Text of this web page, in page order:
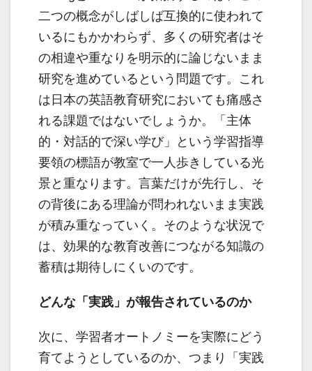
二つの概念がしばしば互換的に使われて
いるにもかかわらず、多くの研究者はそ
の相違や重なりを明示的に論じないまま
研究を進めているという問題です。これ
は日本の英語教育研究においても痛感さ
れる課題ではないでしょうか。「主体
的・対話的で深い学び」という学習指導
要領の標語が教室で一人歩きしている光
景と重なります。言葉だけが先行し、そ
の背後にある理論が問われないまま実践
が積み重なっていく。そのような状況で
は、効果的な教育改善につながる知識の
蓄積は期待しにくいのです。
どんな「実践」が報告されているのか
次に、学習者オートノミーを実際にどう
育てようとしているのか、つまり「実践